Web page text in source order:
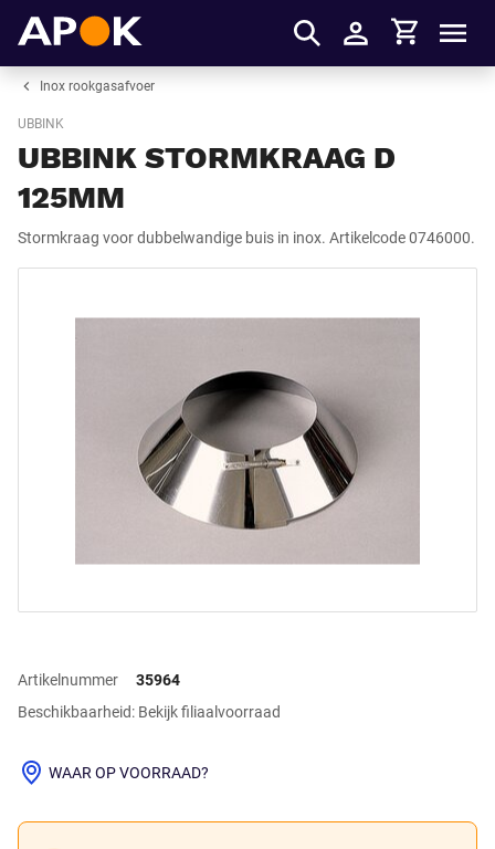
Inloggen
Winkelmandje
Inox rookgasafvoer
UBBINK
UBBINK STORMKRAAG D
125MM
Stormkraag voor dubbelwandige buis in inox. Artikelcode 0746000.
Artikelnummer
35964
Beschikbaarheid: Bekijk filiaalvoorraad
WAAR OP VOORRAAD?